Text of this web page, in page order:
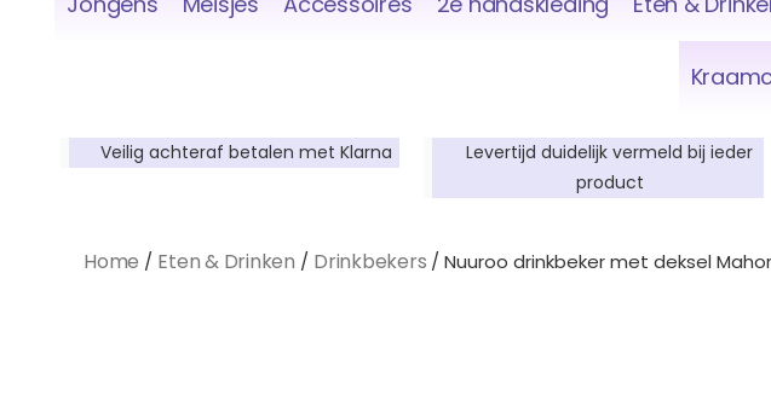
Veilig achteraf betalen met Klarna
Levertijd duidelijk vermeld bij ieder
product
Home / Eten & Drinken / Drinkbekers / Nuuroo drinkbeker met deksel